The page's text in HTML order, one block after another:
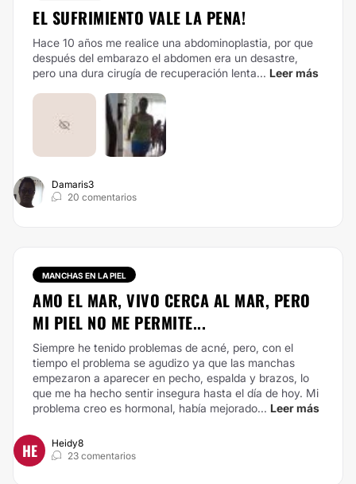
EL SUFRIMIENTO VALE LA PENA!
Hace 10 años me realice una abdominoplastia, por que
después del embarazo el abdomen era un desastre,
pero una dura cirugía de recuperación lenta... Leer más
Damaris3
20 comentarios
MANCHAS EN LA PIEL
AMO EL MAR, VIVO CERCA AL MAR, PERO
MI PIEL NO ME PERMITE...
Siempre he tenido problemas de acné, pero, con el
tiempo el problema se agudizo ya que las manchas
empezaron a aparecer en pecho, espalda y brazos, lo
que me ha hecho sentir insegura hasta el día de hoy. Mi
problema creo es hormonal, había mejorado... Leer más
HE
Heidy8
23 comentarios